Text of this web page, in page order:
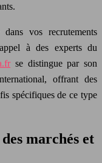
vos recrutements
à des experts du
se distingue par son
offrant des
spécifiques de ce type
marchés et